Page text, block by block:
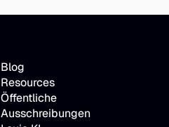
Blog
Resources
Öffentliche
Ausschreibungen